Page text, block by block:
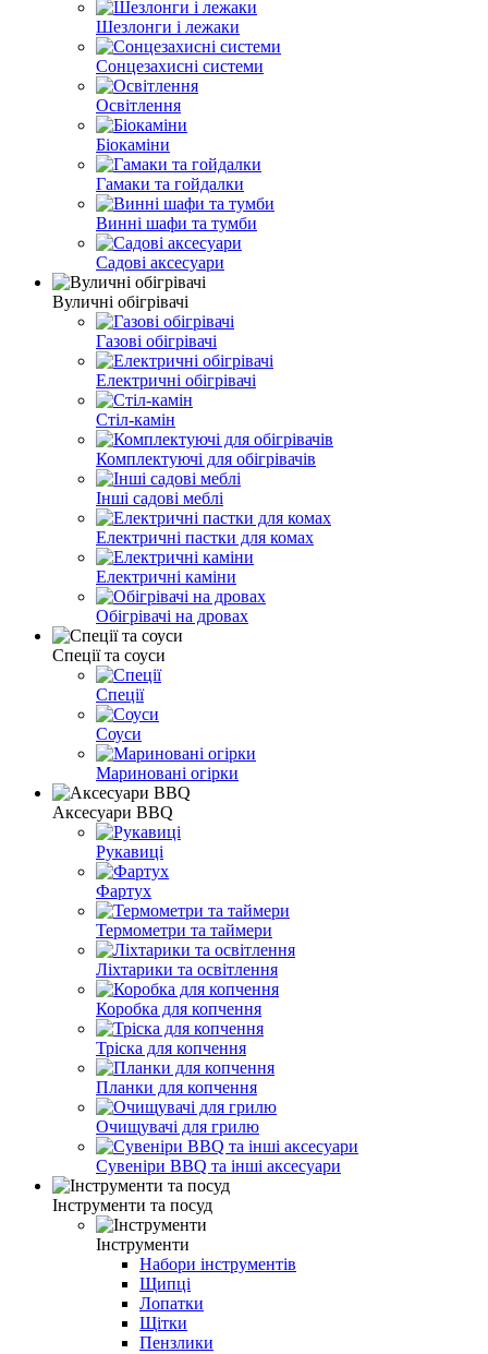
Шезлонги і лежаки
Сонцезахисні системи
Освітлення
Біокаміни
Гамаки та гойдалки
Винні шафи та тумби
Садові аксесуари
Вуличні обігрівачі
Газові обігрівачі
Електричні обігрівачі
Стіл-камін
Комплектуючі для обігрівачів
Інші садові меблі
Електричні пастки для комах
Електричні каміни
Обігрівачі на дровах
Спеції та соуси
Спеції
Соуси
Мариновані огірки
Аксесуари BBQ
Рукавиці
Фартух
Термометри та таймери
Ліхтарики та освітлення
Коробка для копчення
Тріска для копчення
Планки для копчення
Очищувачі для грилю
Сувеніри BBQ та інші аксесуари
Інструменти та посуд
Інструменти
Набори інструментів
Щипці
Лопатки
Щітки
Пензлики